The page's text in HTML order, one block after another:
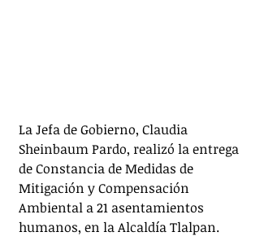
La Jefa de Gobierno, Claudia
Sheinbaum Pardo, realizó la entrega
de Constancia de Medidas de
Mitigación y Compensación
Ambiental a 21 asentamientos
humanos, en la Alcaldía Tlalpan.